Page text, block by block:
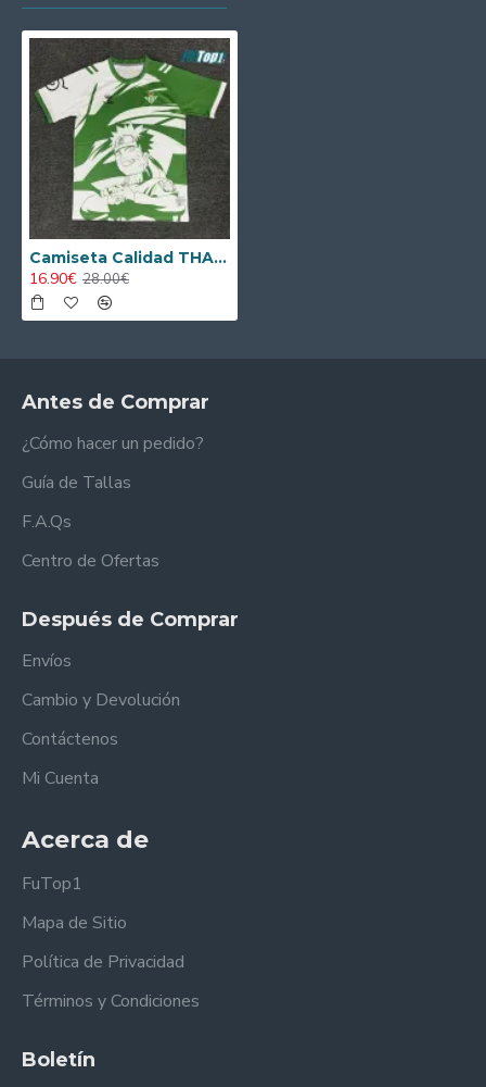
Camiseta Calidad THAI Real Betis Naruto Edición Limitada 2025/26
16.90€ 28.00€
Antes de Comprar
¿Cómo hacer un pedido?
Guía de Tallas
F.A.Qs
Centro de Ofertas
Después de Comprar
Envíos
Cambio y Devolución
Contáctenos
Mi Cuenta
Acerca de
FuTop1
Mapa de Sitio
Política de Privacidad
Términos y Condiciones
Boletín